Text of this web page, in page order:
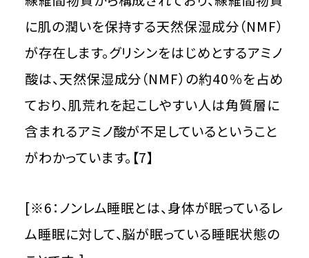
に肌の潤いを保持する天然保湿成分（NMF）
が存在します。グリシンをはじめとするアミノ
酸は、天然保湿成分（NMF）の約40％を占め
ており、肌荒れを起こしやすい人は角質層に
含まれるアミノ酸が不足しているということ
がわかっています。【7】
[※6：ノンレム睡眠とは、身体が眠っているレ
ム睡眠に対して、脳が眠っている睡眠状態の